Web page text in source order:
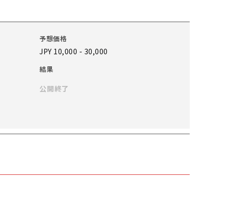
予想価格
JPY 10,000 - 30,000
結果
公開終了